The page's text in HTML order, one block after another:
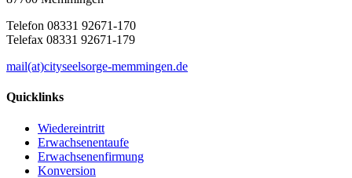
Telefon 08331 92671-170
Telefax 08331 92671-179
mail(at)cityseelsorge-memmingen.de
Quicklinks
Wiedereintritt
Erwachsenentaufe
Erwachsenenfirmung
Konversion